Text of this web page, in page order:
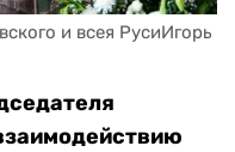
и всея РусиИгорь